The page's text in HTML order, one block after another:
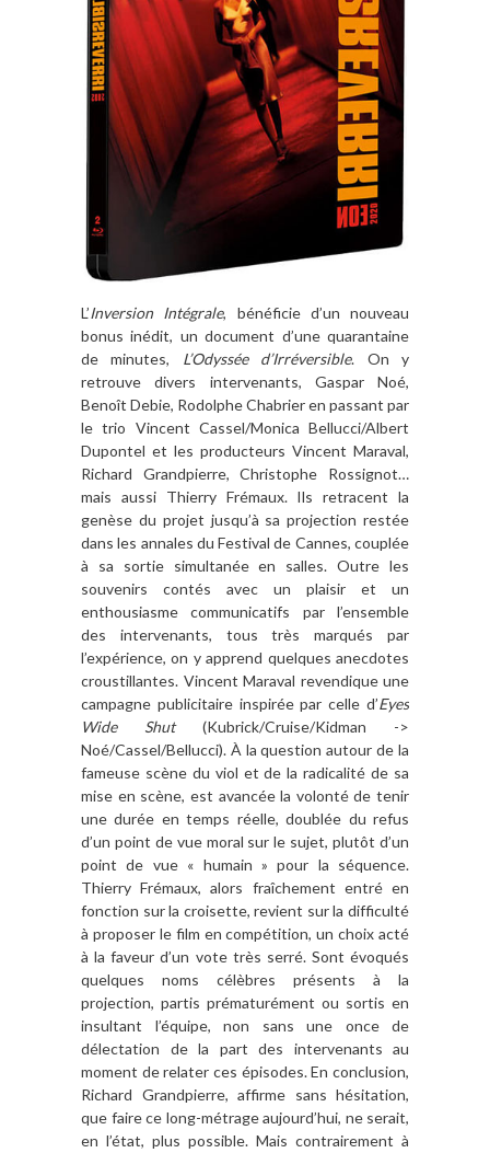
L’Inversion Intégrale, bénéficie d’un nouveau
bonus inédit, un document d’une quarantaine
de minutes, L’Odyssée d’Irréversible. On y
retrouve divers intervenants, Gaspar Noé,
Benoît Debie, Rodolphe Chabrier en passant par
le trio Vincent Cassel/Monica Bellucci/Albert
Dupontel et les producteurs Vincent Maraval,
Richard Grandpierre, Christophe Rossignot…
mais aussi Thierry Frémaux. Ils retracent la
genèse du projet jusqu’à sa projection restée
dans les annales du Festival de Cannes, couplée
à sa sortie simultanée en salles. Outre les
souvenirs contés avec un plaisir et un
enthousiasme communicatifs par l’ensemble
des intervenants, tous très marqués par
l’expérience, on y apprend quelques anecdotes
croustillantes. Vincent Maraval revendique une
campagne publicitaire inspirée par celle d’Eyes
Wide Shut(Kubrick/Cruise/Kidman ->
Noé/Cassel/Bellucci). À la question autour de la
fameuse scène du viol et de la radicalité de sa
mise en scène, est avancée la volonté de tenir
une durée en temps réelle, doublée du refus
d’un point de vue moral sur le sujet, plutôt d’un
point de vue « humain » pour la séquence.
Thierry Frémaux, alors fraîchement entré en
fonction sur la croisette, revient sur la difficulté
à proposer le film en compétition, un choix acté
à la faveur d’un vote très serré. Sont évoqués
quelques noms célèbres présents à la
projection, partis prématurément ou sortis en
insultant l’équipe, non sans une once de
délectation de la part des intervenants au
moment de relater ces épisodes. En conclusion,
Richard Grandpierre, affirme sans hésitation,
que faire ce long-métrage aujourd’hui, ne serait,
en l’état, plus possible. Mais contrairement à